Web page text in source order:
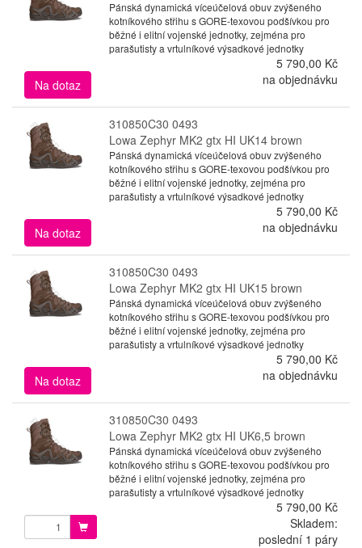
Pánská dynamická víceúčelová obuv zvýšeného
kotníkového střihu s GORE-texovou podšívkou pro
běžné i elitní vojenské jednotky, zejména pro
parašutisty a vrtulníkové výsadkové jednotky
5 790,00 Kč
Na dotaz
na objednávku
310850C30 0493
Lowa Zephyr MK2 gtx HI UK14 brown
Pánská dynamická víceúčelová obuv zvýšeného
kotníkového střihu s GORE-texovou podšívkou pro
běžné i elitní vojenské jednotky, zejména pro
parašutisty a vrtulníkové výsadkové jednotky
5 790,00 Kč
Na dotaz
na objednávku
310850C30 0493
Lowa Zephyr MK2 gtx HI UK15 brown
Pánská dynamická víceúčelová obuv zvýšeného
kotníkového střihu s GORE-texovou podšívkou pro
běžné i elitní vojenské jednotky, zejména pro
parašutisty a vrtulníkové výsadkové jednotky
5 790,00 Kč
Na dotaz
na objednávku
310850C30 0493
Lowa Zephyr MK2 gtx HI UK6,5 brown
Pánská dynamická víceúčelová obuv zvýšeného
kotníkového střihu s GORE-texovou podšívkou pro
běžné i elitní vojenské jednotky, zejména pro
parašutisty a vrtulníkové výsadkové jednotky
5 790,00 Kč
Skladem:
poslední 1 páry